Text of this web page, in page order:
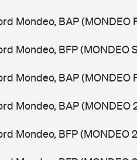
Mondeo, BAP (MONDEO
Mondeo, BFP (MONDEO
Mondeo, BAP (MONDEO
Mondeo, BAP (MONDEO
Mondeo, BFP (MONDEO